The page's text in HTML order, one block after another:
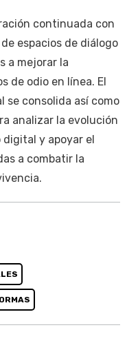
continuada con
espacios de diálogo
a mejorar la
de odio en línea. El
se consolida así como
analizar la evolución
y apoyar el
a combatir la